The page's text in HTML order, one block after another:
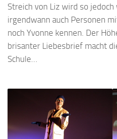
Streich von Liz wird so
irgendwann auch Personen
noch Yvonne kennen. Der
brisanter Liebesbrief macht
Schule…